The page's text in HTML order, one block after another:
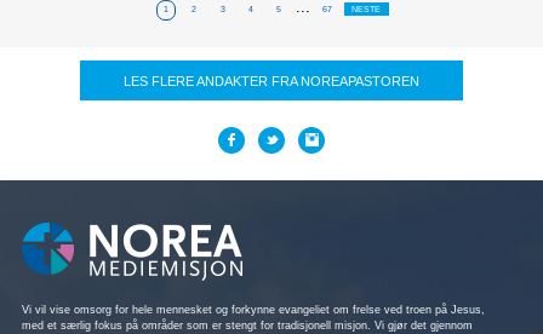
1 2 3 4 5 ... 67 NESTE
LES FLERE ANDAKTER FRA NOREAPASTOREN
Vi vil vise omsorg for hele mennesket og forkynne evangeliet om frelse ved troen på Jesus,
med et særlig fokus på områder som er stengt for tradisjonell misjon. Vi gjør det gjennom